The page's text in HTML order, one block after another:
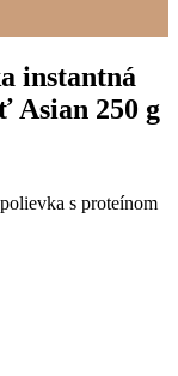
instantná
Asian 250 g
s proteínom